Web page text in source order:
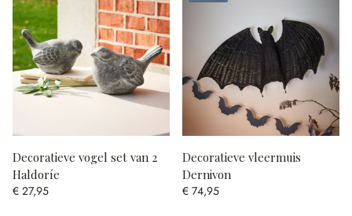
Decoratieve vogel set van 2
Haldoríe
€ 27,95
Decoratieve vleermuis
Dernivon
€ 74,95